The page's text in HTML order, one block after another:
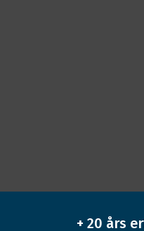
+ 20 års